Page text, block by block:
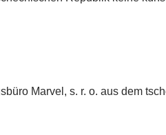
Marvel, s. r. o. aus dem